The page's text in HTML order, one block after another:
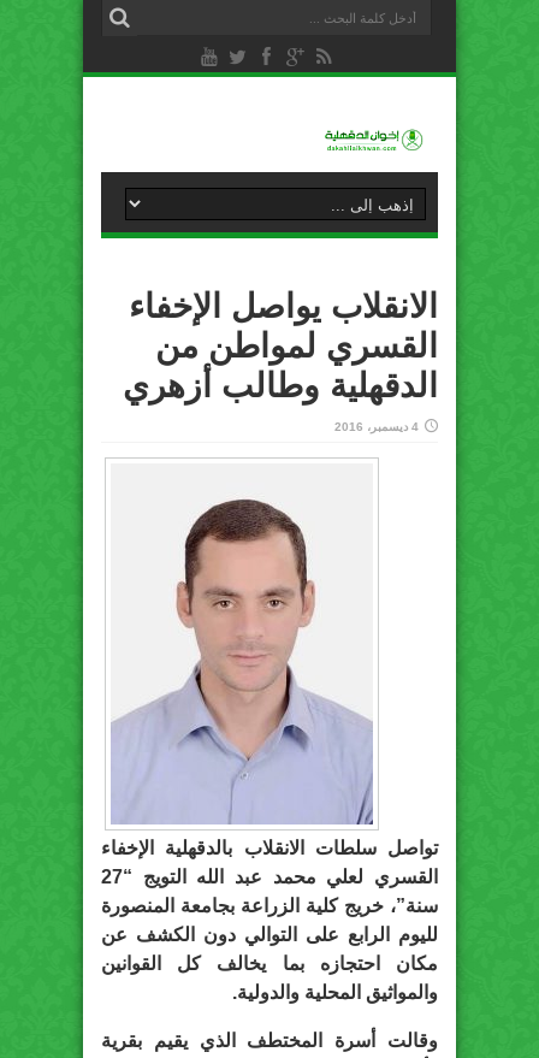
الانقلاب يواصل الإخفاء
القسري لمواطن من
الدقهلية وطالب أزهري
4 ديسمبر، 2016
تواصل سلطات الانقلاب بالدقهلية الإخفاء
القسري لعلي محمد عبد الله التويج “27
سنة”، خريج كلية الزراعة بجامعة المنصورة
لليوم الرابع على التوالي دون الكشف عن
مكان احتجازه بما يخالف كل القوانين
والمواثيق المحلية والدولية.
وقالت أسرة المختطف الذي يقيم بقرية